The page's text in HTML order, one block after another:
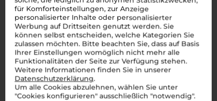
für Komforteinstellungen, zur Anzeige
personalisierter Inhalte oder personalisierter
Werbung auf Drittseiten genutzt werden. Sie
können selbst entscheiden, welche Kategorien Sie
zulassen möchten. Bitte beachten Sie, dass auf Basis
Ihrer Einstellungen womöglich nicht mehr alle
Funktionalitäten der Seite zur Verfügung stehen.
Weitere Informationen finden Sie in unserer
Datenschutzerklärung.
Um alle Cookies abzulehnen, wählen Sie unter
"Cookies konfigurieren" ausschließlich "notwendig".
entsteht, verkörpert die Seele des Landes. Aus der Primitivo-
Traube gewonnen, beeindruckt er durch seine
seinen reichen Charakter – ein echter Italiener eben! In der
mediterranen Wärme rund umManduria, wo heiße Tage und
kühle Nächte die Reben verwöhnen, entstehen die typischen
Noten von dunklen Beeren, Pflaume und pikanten Gewürzen,
die diesen Wein so besonders machen.Primitivo di
Manduriaist mehr als nur ein Getränk, er ist ein Erlebnis, das
die Wärme und Intensität Apuliens in jedem Schluck
widerspiegelt.Benvenutiin Italien!
Mehr Weine aus Primitivo di Manduria DOC